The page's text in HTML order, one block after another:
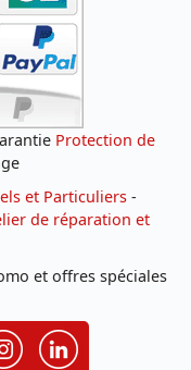
Protection de
et Particuliers -
de réparation et
et offres spéciales